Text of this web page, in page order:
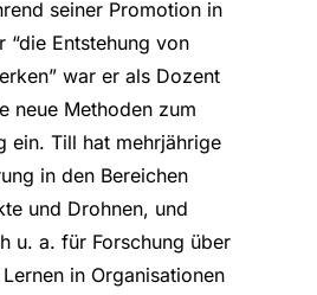
seiner Promotion in
“die Entstehung von
war er als Dozent
neue Methoden zum
ein. Till hat mehrjährige
in den Bereichen
und Drohnen, und
u. a. für Forschung über
in Organisationen